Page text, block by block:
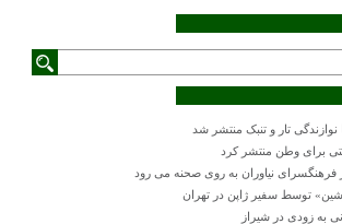
تار و تنبک منتشر شد
برای وطن منتشر کرد
فرهنگسرای نیاوران به روی صحنه می رود
توسط سفیر ژاپن در تهران
به زودی در شیراز